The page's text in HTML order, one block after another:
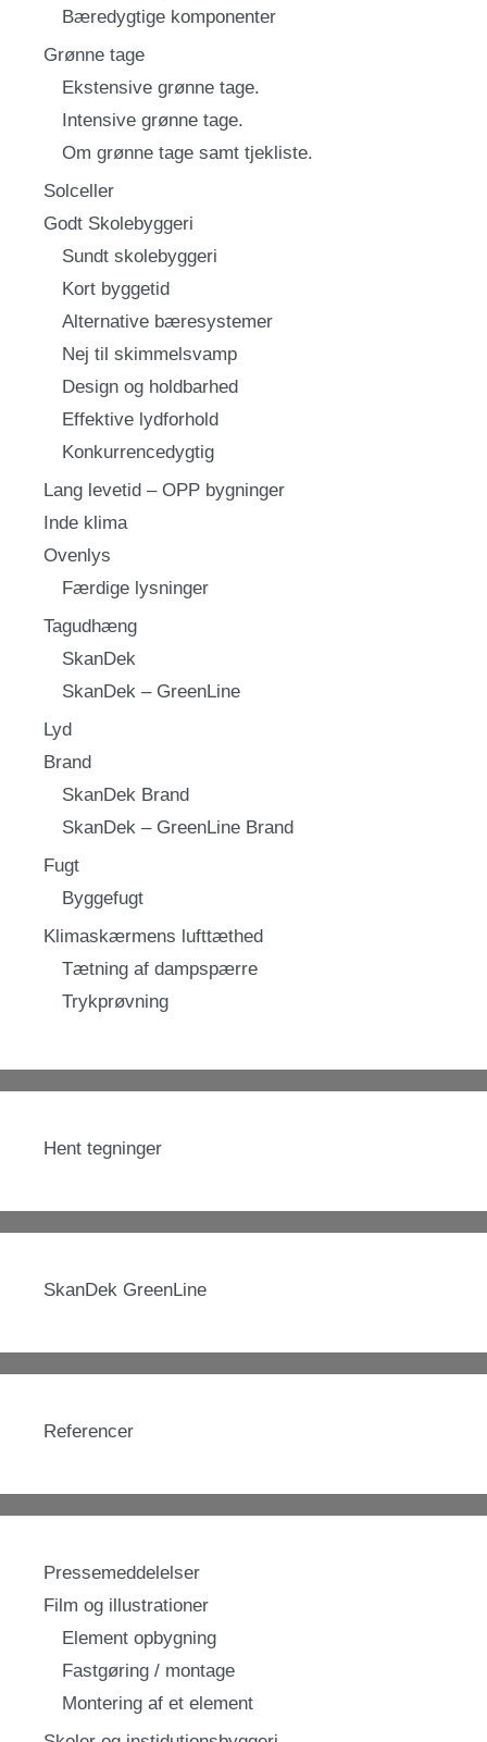
Bæredygtige komponenter
Grønne tage
Ekstensive grønne tage.
Intensive grønne tage.
Om grønne tage samt tjekliste.
Solceller
Godt Skolebyggeri
Sundt skolebyggeri
Kort byggetid
Alternative bæresystemer
Nej til skimmelsvamp
Design og holdbarhed
Effektive lydforhold
Konkurrencedygtig
Lang levetid – OPP bygninger
Inde klima
Ovenlys
Færdige lysninger
Tagudhæng
SkanDek
SkanDek – GreenLine
Lyd
Brand
SkanDek Brand
SkanDek – GreenLine Brand
Fugt
Byggefugt
Klimaskærmens lufttæthed
Tætning af dampspærre
Trykprøvning
Hent tegninger
SkanDek GreenLine
Referencer
Pressemeddelelser
Film og illustrationer
Element opbygning
Fastgøring / montage
Montering af et element